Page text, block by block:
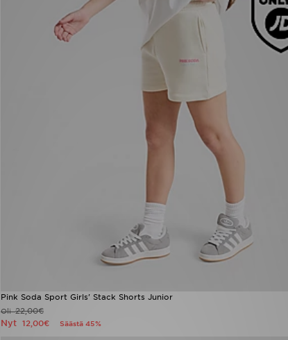
Pink Soda Sport Girls' Stack Shorts Junior
Oli22,00€
Nyt 12,00€ Säästä 45%